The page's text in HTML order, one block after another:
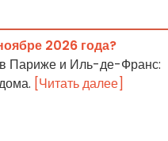
2026 года?
в Париже и Иль-де-Франс:
[Читать далее]